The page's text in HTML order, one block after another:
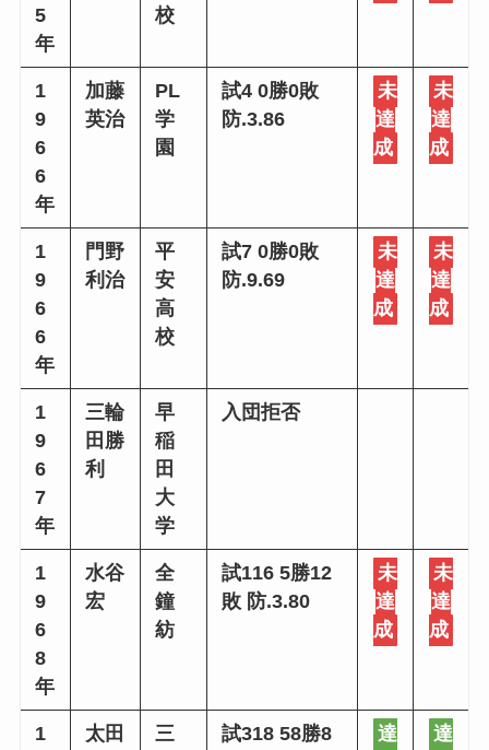
5
年
校
1
9
6
6
年
加藤
英治
PL
学
園
試4 0勝0敗
防.3.86
未
達
成
未
達
成
1
9
6
6
年
門野
利治
平
安
高
校
試7 0勝0敗
防.9.69
未
達
成
未
達
成
1
9
6
7
年
三輪
田勝
利
早
稲
田
大
学
入団拒否
1
9
6
8
年
水谷
宏
全
鐘
紡
試116 5勝12
敗 防.3.80
未
達
成
未
達
成
1
太田
三
試318 58勝8
達
達